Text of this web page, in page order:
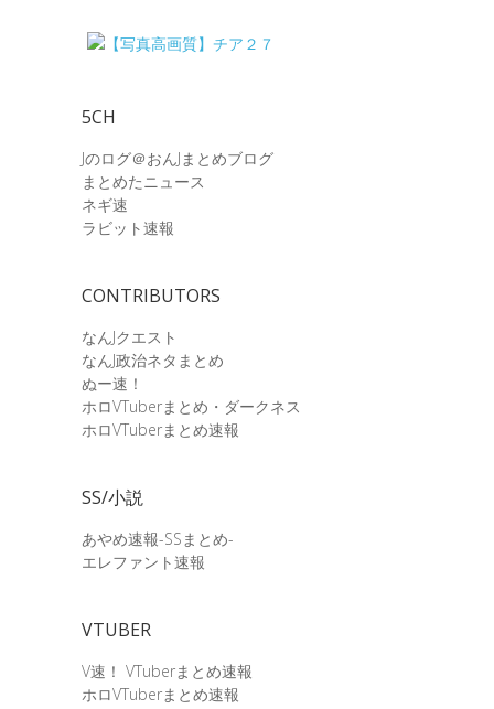
5CH
Jのログ＠おんJまとめブログ
まとめたニュース
ネギ速
ラビット速報
CONTRIBUTORS
なんJクエスト
なんJ政治ネタまとめ
ぬー速！
ホロVTuberまとめ・ダークネス
ホロVTuberまとめ速報
SS/小説
あやめ速報-SSまとめ-
エレファント速報
VTUBER
V速！ VTuberまとめ速報
ホロVTuberまとめ速報